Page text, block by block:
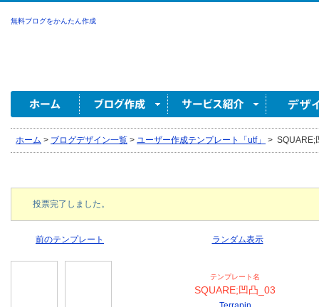
無料ブログをかんたん作成
ホーム > ブログデザイン一覧 > ユーザー作成テンプレート「utf」 > SQUARE;
投票完了しました。
前のテンプレート ランダム表示
テンプレート名
SQUARE;凹凸_03